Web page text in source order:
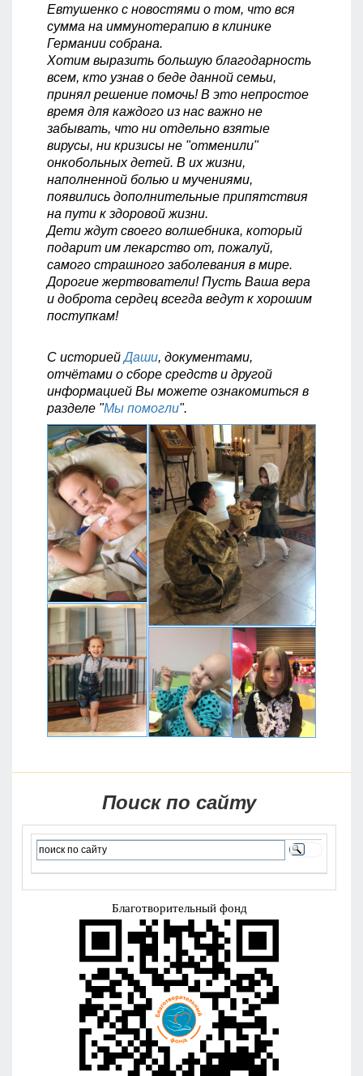
Евтушенко с новостями о том, что вся
сумма на иммунотерапию в клинике
Германии собрана.
Хотим выразить большую благодарность
всем, кто узнав о беде данной семьи,
принял решение помочь! В это непростое
время для каждого из нас важно не
забывать, что ни отдельно взятые
вирусы, ни кризисы не "отменили"
онкобольных детей. В их жизни,
наполненной болью и мучениями,
появились дополнительные припятствия
на пути к здоровой жизни.
Дети ждут своего волшебника, который
подарит им лекарство от, пожалуй,
самого страшного заболевания в мире.
Дорогие жертвователи! Пусть Ваша вера
и доброта сердец всегда ведут к хорошим
поступкам!
С историейДаши, документами,
отчётами о сборе средств и другой
информацией Вы можете ознакомиться в
разделе "Мы помогли".
Поиск по сайту